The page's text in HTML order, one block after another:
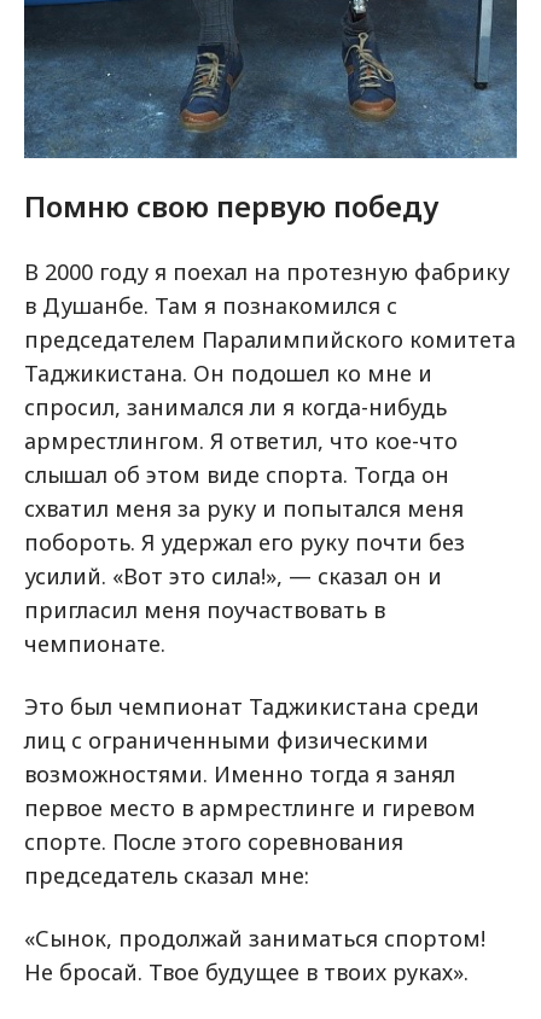
Помню свою первую победу
В 2000 году я поехал на протезную фабрику
в Душанбе. Там я познакомился с
председателем Паралимпийского комитета
Таджикистана. Он подошел ко мне и
спросил, занимался ли я когда-нибудь
армрестлингом. Я ответил, что кое-что
слышал об этом виде спорта. Тогда он
схватил меня за руку и попытался меня
побороть. Я удержал его руку почти без
усилий. «Вот это сила!», — сказал он и
пригласил меня поучаствовать в
чемпионате.
Это был чемпионат Таджикистана среди
лиц с ограниченными физическими
возможностями. Именно тогда я занял
первое место в армрестлинге и гиревом
спорте. После этого соревнования
председатель сказал мне:
«Сынок, продолжай заниматься спортом!
Не бросай. Твое будущее в твоих руках».